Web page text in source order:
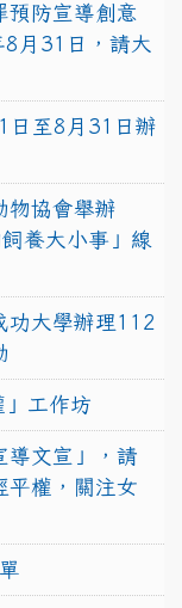
預防宣導創意
月31日，請大
日至8月31日辦
物協會舉辦
養大小事」線
功大學辦理112
工作坊
導文宣」，請
平權，關注女